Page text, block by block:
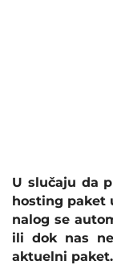
U slučaju da
hosting paket
nalog se
ili dok nas
aktuelni paket.